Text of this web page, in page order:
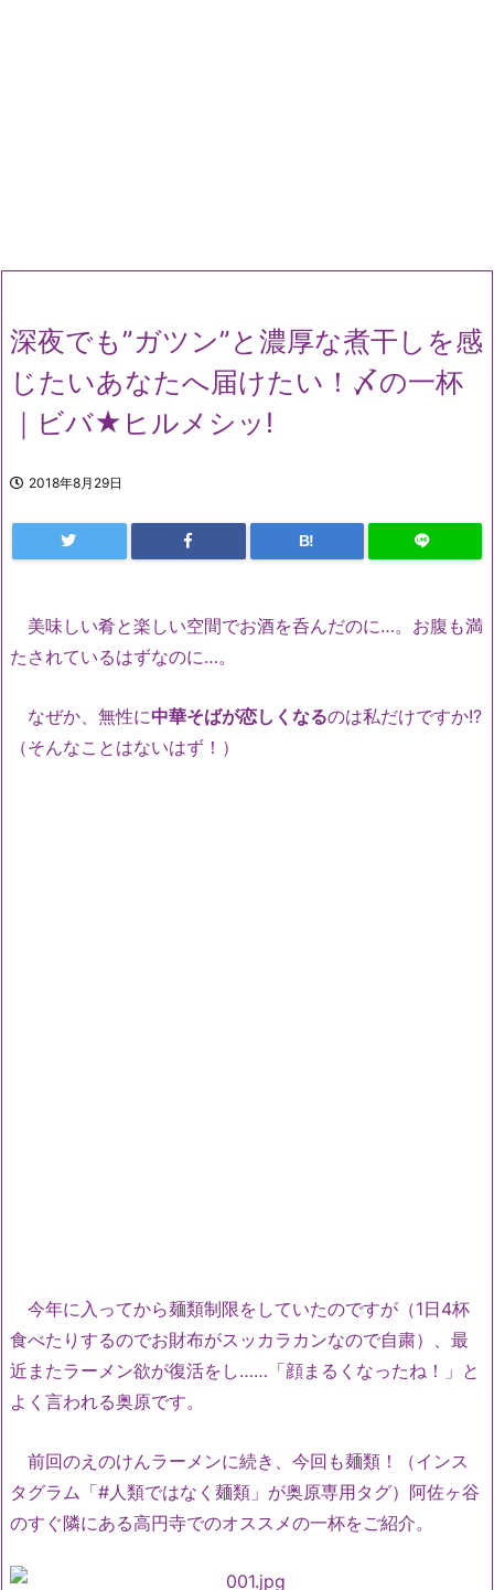
深夜でも”ガツン”と濃厚な煮干しを感
じたいあなたへ届けたい！〆の一杯
｜ビバ★ヒルメシッ!
2018年8月29日
B!
美味しい肴と楽しい空間でお酒を呑んだのに…。お腹も満
たされているはずなのに…。
なぜか、無性に中華そばが恋しくなるのは私だけですか!?
（そんなことはないはず！）
今年に入ってから麺類制限をしていたのですが（1日4杯
食べたりするのでお財布がスッカラカンなので自粛）、最
近またラーメン欲が復活をし……「顔まるくなったね！」と
よく言われる奥原です。
前回のえのけんラーメンに続き、今回も麺類！（インス
タグラム「#人類ではなく麺類」が奥原専用タグ）阿佐ヶ谷
のすぐ隣にある高円寺でのオススメの一杯をご紹介。